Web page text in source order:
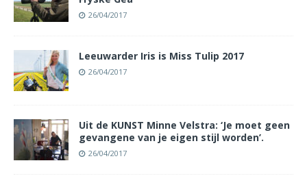
26/04/2017
Leeuwarder Iris is Miss Tulip 2017
26/04/2017
Uit de KUNST Minne Velstra: ‘Je moet geen
gevangene van je eigen stijl worden’.
26/04/2017